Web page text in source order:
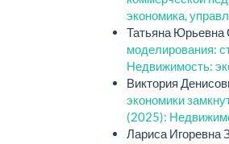
экономика,
Татьяна Юрьевна
моделирования:
Недвижимость:
Виктория
экономики
(2025):
Лариса Игоревна